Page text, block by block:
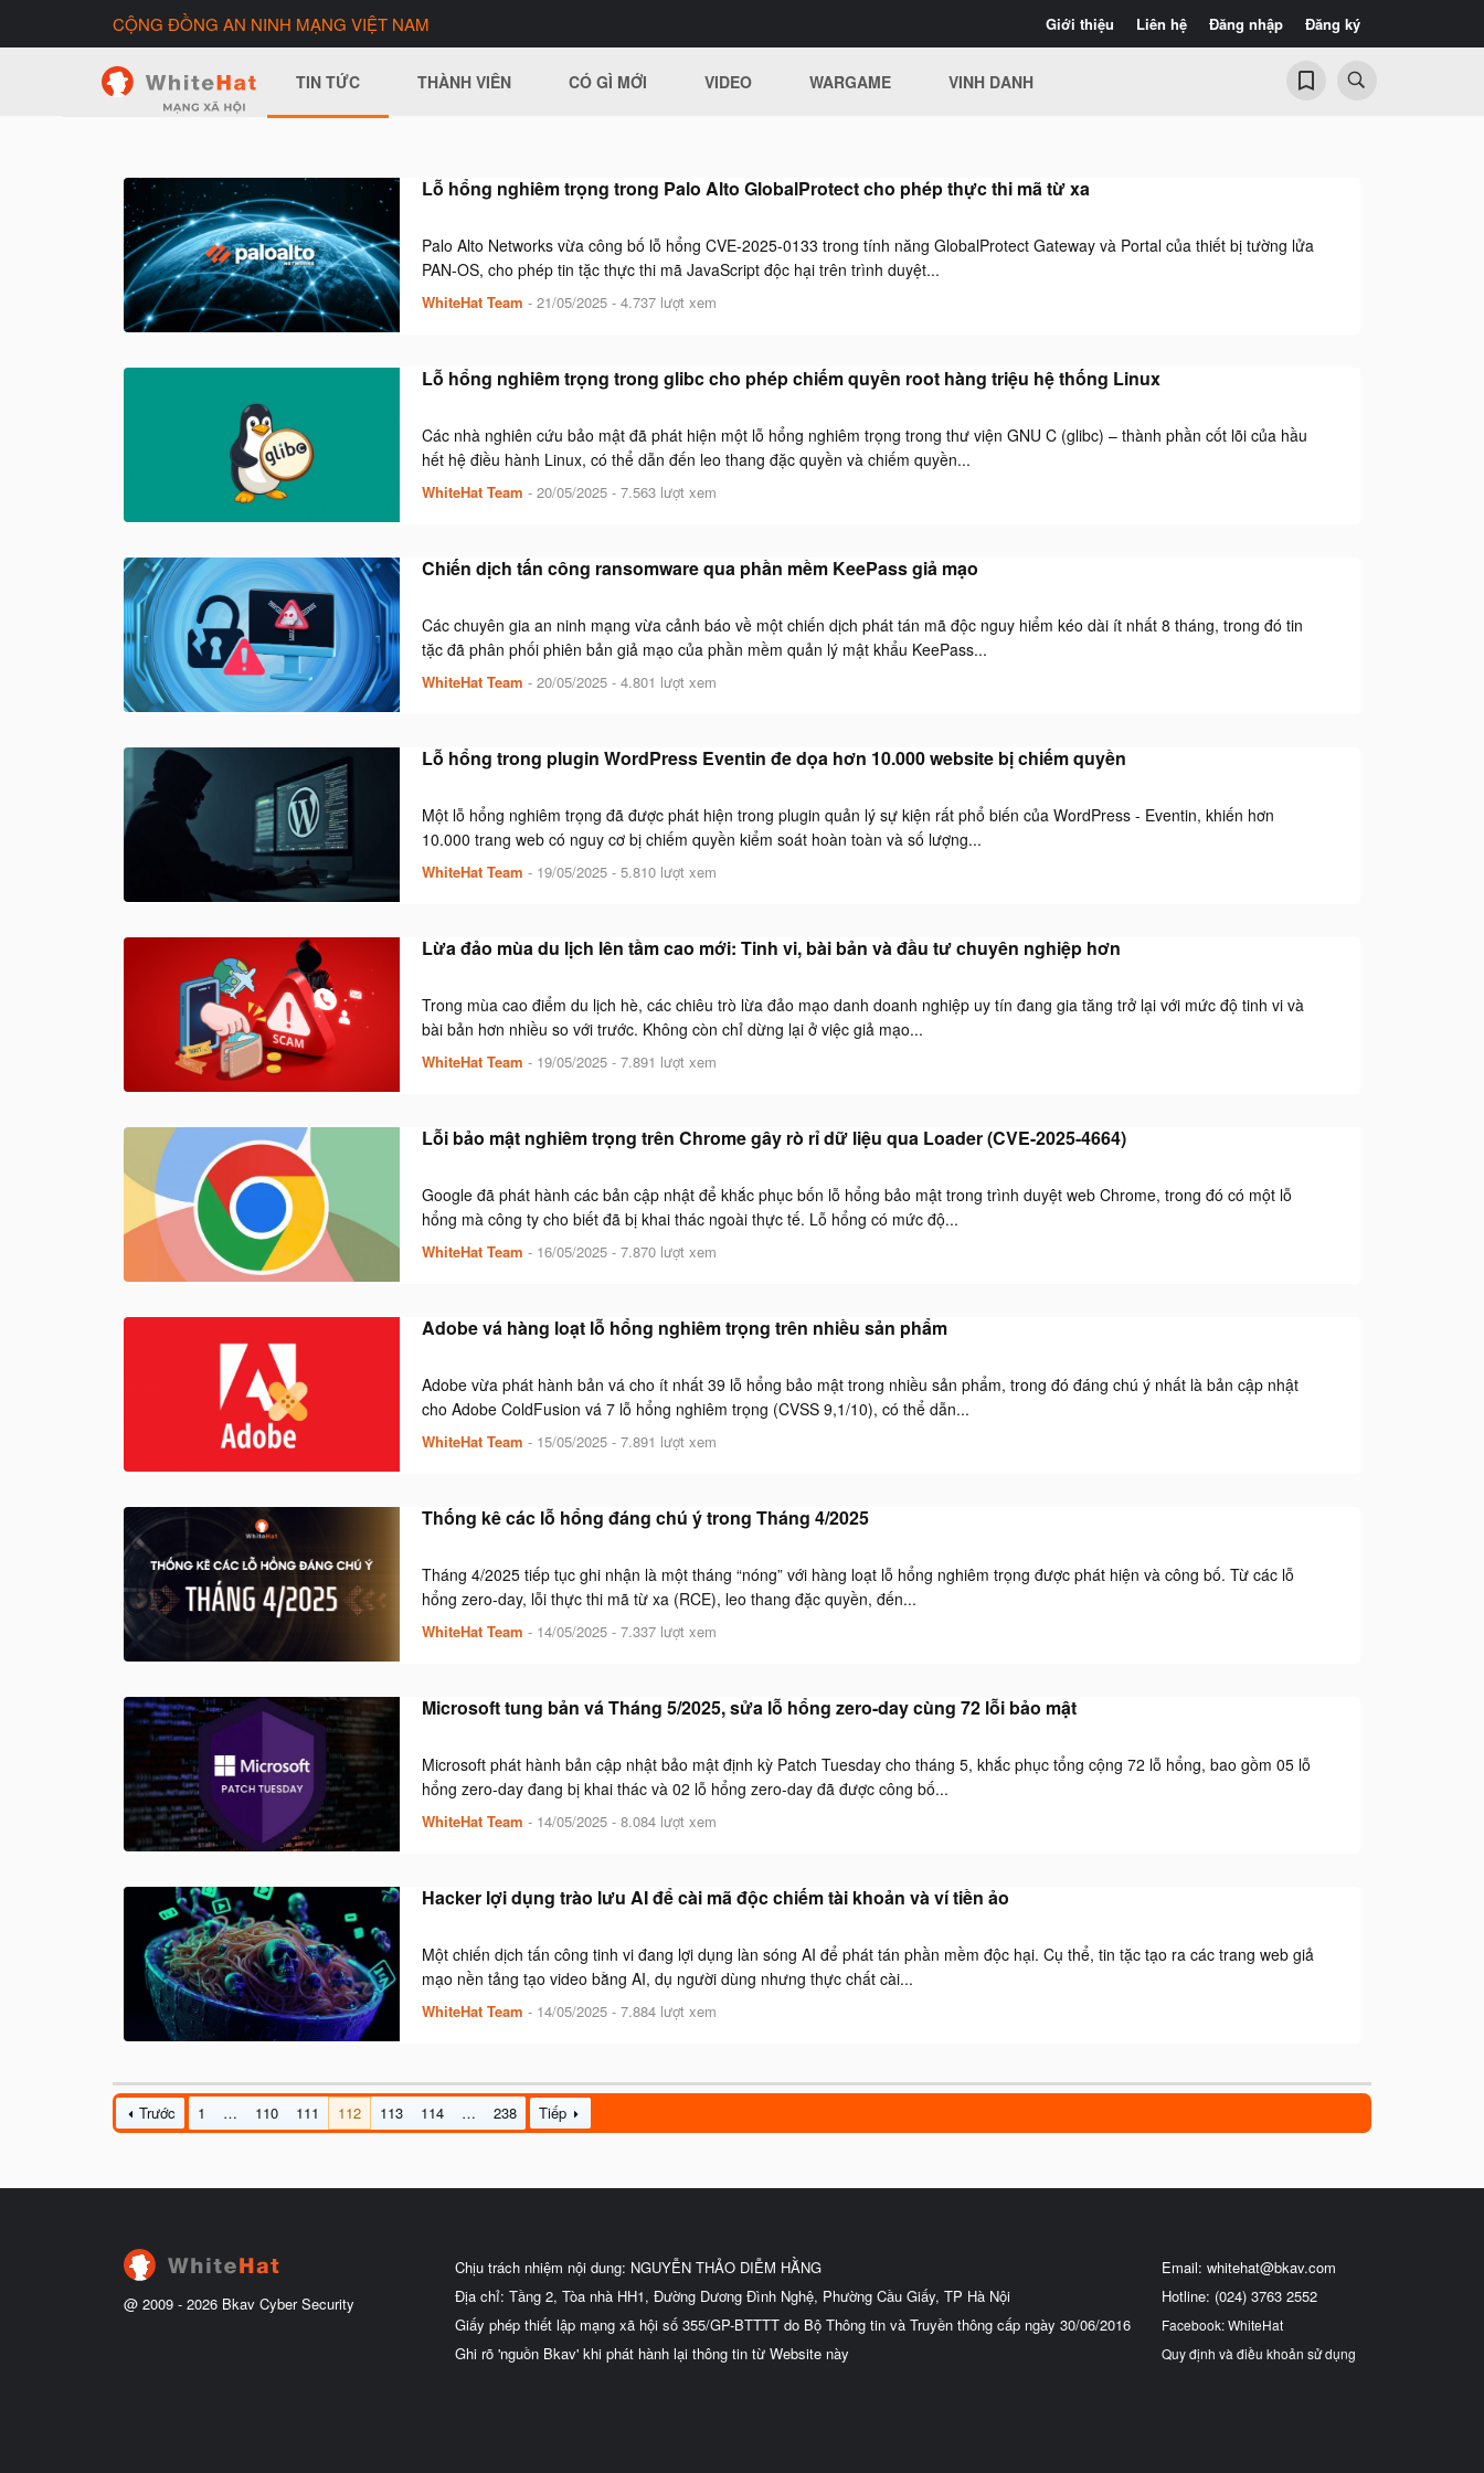
Giới thiệu Liên hệ Đăng nhập Đăng ký
CỘNG ĐỒNG AN NINH MẠNG VIỆT NAM
TIN TỨC THÀNH VIÊN CÓ GÌ MỚI VIDEO WARGAME VINH DANH
Lỗ hổng nghiêm trọng trong Palo Alto GlobalProtect cho phép thực thi mã từ xa
Palo Alto Networks vừa công bố lỗ hổng CVE-2025-0133 trong tính năng GlobalProtect Gateway và Portal của thiết bị tường lửa
PAN-OS, cho phép tin tặc thực thi mã JavaScript độc hại trên trình duyệt...
WhiteHat Team - 21/05/2025 - 4.737 lượt xem
Lỗ hổng nghiêm trọng trong glibc cho phép chiếm quyền root hàng triệu hệ thống Linux
Các nhà nghiên cứu bảo mật đã phát hiện một lỗ hổng nghiêm trọng trong thư viện GNU C (glibc) – thành phần cốt lõi của hầu
hết hệ điều hành Linux, có thể dẫn đến leo thang đặc quyền và chiếm quyền...
WhiteHat Team - 20/05/2025 - 7.563 lượt xem
Chiến dịch tấn công ransomware qua phần mềm KeePass giả mạo
Các chuyên gia an ninh mạng vừa cảnh báo về một chiến dịch phát tán mã độc nguy hiểm kéo dài ít nhất 8 tháng, trong đó tin
tặc đã phân phối phiên bản giả mạo của phần mềm quản lý mật khẩu KeePass...
WhiteHat Team - 20/05/2025 - 4.801 lượt xem
Lỗ hổng trong plugin WordPress Eventin đe dọa hơn 10.000 website bị chiếm quyền
Một lỗ hổng nghiêm trọng đã được phát hiện trong plugin quản lý sự kiện rất phổ biến của WordPress - Eventin, khiến hơn
10.000 trang web có nguy cơ bị chiếm quyền kiểm soát hoàn toàn và số lượng...
WhiteHat Team - 19/05/2025 - 5.810 lượt xem
Lừa đảo mùa du lịch lên tầm cao mới: Tinh vi, bài bản và đầu tư chuyên nghiệp hơn
Trong mùa cao điểm du lịch hè, các chiêu trò lừa đảo mạo danh doanh nghiệp uy tín đang gia tăng trở lại với mức độ tinh vi và
bài bản hơn nhiều so với trước. Không còn chỉ dừng lại ở việc giả mạo...
WhiteHat Team - 19/05/2025 - 7.891 lượt xem
Lỗi bảo mật nghiêm trọng trên Chrome gây rò rỉ dữ liệu qua Loader (CVE-2025-4664)
Google đã phát hành các bản cập nhật để khắc phục bốn lỗ hổng bảo mật trong trình duyệt web Chrome, trong đó có một lỗ
hổng mà công ty cho biết đã bị khai thác ngoài thực tế. Lỗ hổng có mức độ...
WhiteHat Team - 16/05/2025 - 7.870 lượt xem
Adobe vá hàng loạt lỗ hổng nghiêm trọng trên nhiều sản phẩm
Adobe vừa phát hành bản vá cho ít nhất 39 lỗ hổng bảo mật trong nhiều sản phẩm, trong đó đáng chú ý nhất là bản cập nhật
cho Adobe ColdFusion vá 7 lỗ hổng nghiêm trọng (CVSS 9,1/10), có thể dẫn...
WhiteHat Team - 15/05/2025 - 7.891 lượt xem
Thống kê các lỗ hổng đáng chú ý trong Tháng 4/2025
Tháng 4/2025 tiếp tục ghi nhận là một tháng “nóng” với hàng loạt lỗ hổng nghiêm trọng được phát hiện và công bố. Từ các lỗ
hổng zero-day, lỗi thực thi mã từ xa (RCE), leo thang đặc quyền, đến...
WhiteHat Team - 14/05/2025 - 7.337 lượt xem
Microsoft tung bản vá Tháng 5/2025, sửa lỗ hổng zero-day cùng 72 lỗi bảo mật
Microsoft phát hành bản cập nhật bảo mật định kỳ Patch Tuesday cho tháng 5, khắc phục tổng cộng 72 lỗ hổng, bao gồm 05 lỗ
hổng zero-day đang bị khai thác và 02 lỗ hổng zero-day đã được công bố...
WhiteHat Team - 14/05/2025 - 8.084 lượt xem
Hacker lợi dụng trào lưu AI để cài mã độc chiếm tài khoản và ví tiền ảo
Một chiến dịch tấn công tinh vi đang lợi dụng làn sóng AI để phát tán phần mềm độc hại. Cụ thể, tin tặc tạo ra các trang web giả
mạo nền tảng tạo video bằng AI, dụ người dùng nhưng thực chất cài...
WhiteHat Team - 14/05/2025 - 7.884 lượt xem
Trước 1 … 110 111 112 113 114 … 238 Tiếp
@ 2009 - 2026 Bkav Cyber Security
Chịu trách nhiệm nội dung: NGUYỄN THẢO DIỄM HẰNG
Địa chỉ: Tầng 2, Tòa nhà HH1, Đường Dương Đình Nghệ, Phường Cầu Giấy, TP Hà Nội
Giấy phép thiết lập mạng xã hội số 355/GP-BTTTT do Bộ Thông tin và Truyền thông cấp ngày 30/06/2016
Ghi rõ 'nguồn Bkav' khi phát hành lại thông tin từ Website này
Email: whitehat@bkav.com
Hotline: (024) 3763 2552
Facebook: WhiteHat
Quy định và điều khoản sử dụng